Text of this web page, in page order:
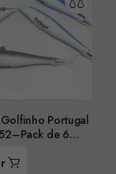
Portugal
de 6